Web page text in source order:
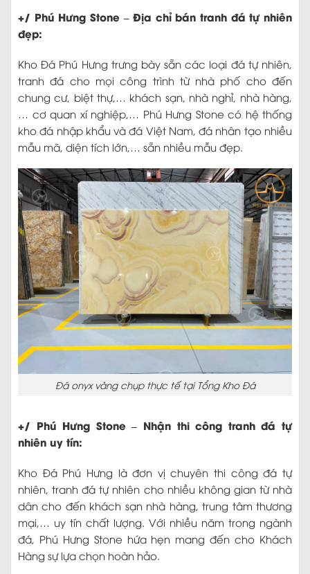
+/ Phú Hưng Stone – Địa chỉ bán tranh đá tự nhiên
đẹp:
Kho Đá Phú Hưng trưng bày sẵn các loại đá tự nhiên,
tranh đá cho mọi công trình từ nhà phố cho đến
chung cư, biệt thự,… khách sạn, nhà nghỉ, nhà hàng,
… cơ quan xí nghiệp,… Phú Hưng Stone có hệ thống
kho đá nhập khẩu và đá Việt Nam, đá nhân tạo nhiều
mẫu mã, diện tích lớn,… sẵn nhiều mẫu đẹp.
Đá onyx vàng chụp thực tế tại Tổng Kho Đá
+/ Phú Hưng Stone – Nhận thi công tranh đá tự
nhiên uy tín:
Kho Đá Phú Hưng là đơn vị chuyên thi công đá tự
nhiên, tranh đá tự nhiên cho nhiều không gian từ nhà
dân cho đến khách sạn nhà hàng, trung tâm thương
mại,… uy tín chất lượng. Với nhiều năm trong ngành
đá, Phú Hưng Stone hứa hẹn mang đến cho Khách
Hàng sự lựa chọn hoàn hảo.